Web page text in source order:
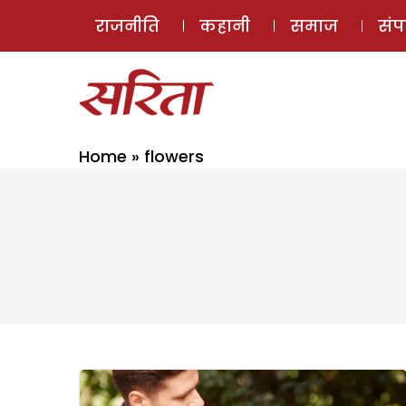
राजनीति कहानी समाज
Home » flowers